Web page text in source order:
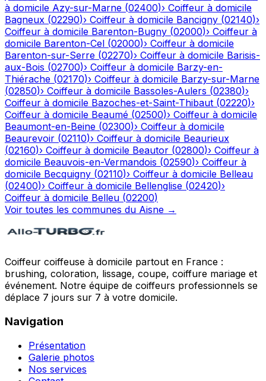
à domicile Azy-sur-Marne (02400)› Coiffeur à domicile
Bagneux (02290)› Coiffeur à domicile Bancigny (02140)›
Coiffeur à domicile Barenton-Bugny (02000)› Coiffeur à
domicile Barenton-Cel (02000)› Coiffeur à domicile
Barenton-sur-Serre (02270)› Coiffeur à domicile Barisis-
aux-Bois (02700)› Coiffeur à domicile Barzy-en-
Thiérache (02170)› Coiffeur à domicile Barzy-sur-Marne
(02850)› Coiffeur à domicile Bassoles-Aulers (02380)›
Coiffeur à domicile Bazoches-et-Saint-Thibaut (02220)›
Coiffeur à domicile Beaumé (02500)› Coiffeur à domicile
Beaumont-en-Beine (02300)› Coiffeur à domicile
Beaurevoir (02110)› Coiffeur à domicile Beaurieux
(02160)› Coiffeur à domicile Beautor (02800)› Coiffeur à
domicile Beauvois-en-Vermandois (02590)› Coiffeur à
domicile Becquigny (02110)› Coiffeur à domicile Belleau
(02400)› Coiffeur à domicile Bellenglise (02420)›
Coiffeur à domicile Belleu (02200)
Voir toutes les communes du Aisne →
Coiffeur coiffeuse à domicile partout en France :
brushing, coloration, lissage, coupe, coiffure mariage et
événement. Notre équipe de coiffeurs professionnels se
déplace 7 jours sur 7 à votre domicile.
Navigation
Présentation
Galerie photos
Nos services